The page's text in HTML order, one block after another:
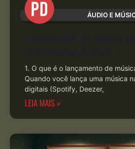
ÁUDIO E
1. O que é o lançamento de
Quando você lança uma música
digitais (Spotify, Deezer,
LEIA MAIS »